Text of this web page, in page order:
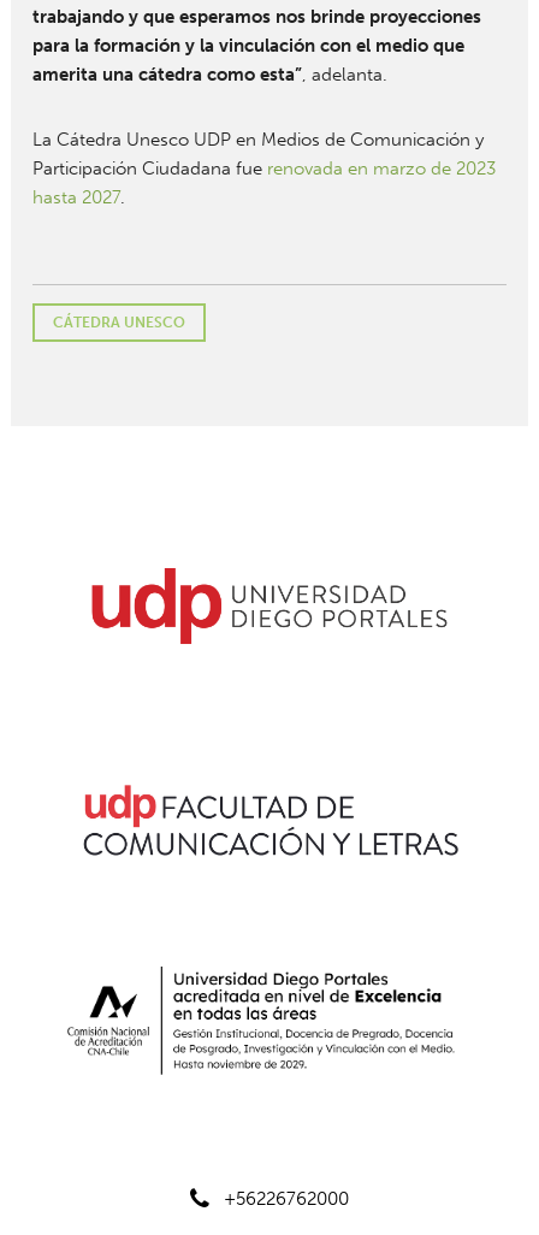
trabajando y que esperamos nos brinde proyecciones
para la formación y la vinculación con el medio que
amerita una cátedra como esta”, adelanta.
La Cátedra Unesco UDP en Medios de Comunicación y
Participación Ciudadana fue renovada en marzo de 2023
hasta 2027.
CÁTEDRA UNESCO
+56226762000